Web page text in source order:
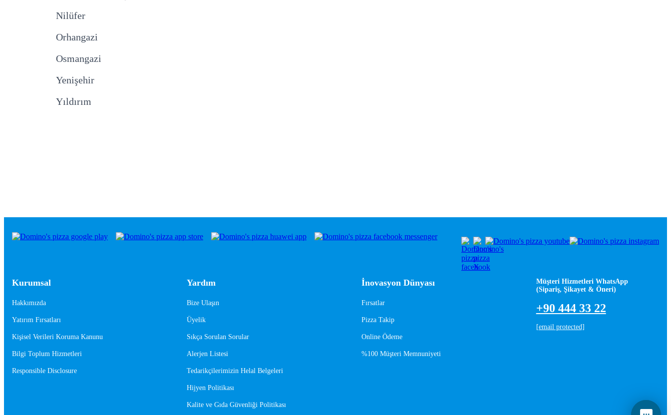
Nilüfer
Orhangazi
Osmangazi
Yenişehir
Yıldırım
Kurumsal
Hakkımızda
Yatırım Fırsatları
Kişisel Verileri Koruma Kanunu
Bilgi Toplum Hizmetleri
Responsible Disclosure
Yardım
Bize Ulaşın
Üyelik
Sıkça Sorulan Sorular
Alerjen Listesi
Tedarikçilerimizin Helal Belgeleri
Hijyen Politikası
Kalite ve Gıda Güvenliği Politikası
İnovasyon Dünyası
Fırsatlar
Pizza Takip
Online Ödeme
%100 Müşteri Memnuniyeti
Müşteri Hizmetleri WhatsApp
(Sipariş, Şikayet & Öneri)
+90 444 33 22
[email protected]